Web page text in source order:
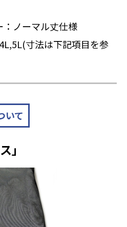
ノーマル丈仕様
寸法は下記項目を参
いて
」